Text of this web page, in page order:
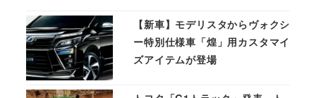
【新車】モデリスタからヴォクシ
ー特別仕様車「煌」用カスタマイ
ズアイテムが登場